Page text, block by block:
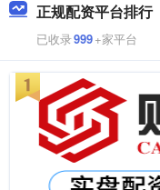
正规配资平台排行
已收录999+家平台